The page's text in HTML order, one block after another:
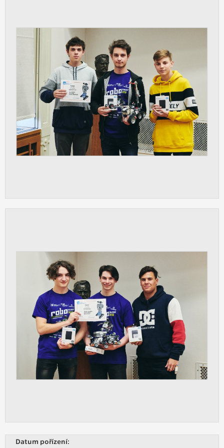
Datum pořízení: